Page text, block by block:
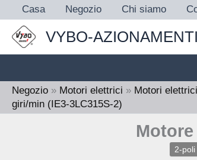
contenuto
Casa Negozio Chi siamo
VYBO-
Negozio » Motori elettrici » Motori
giri/min (IE3-3LC315S-2)
Motore
2-